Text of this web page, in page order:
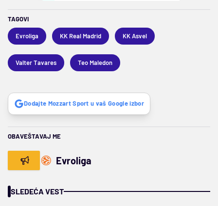
TAGOVI
Evroliga KK Real Madrid KK Asvel
Valter Tavares Teo Maledon
Dodajte Mozzart Sport u vaš Google izbor
OBAVEŠTAVAJ ME
Evroliga
SLEDEĆA VEST